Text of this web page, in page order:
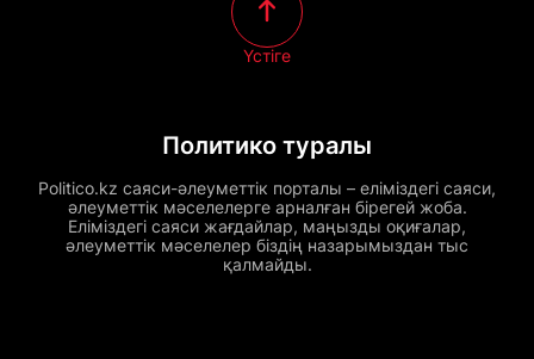
Политико туралы
Politico.kz саяси-әлеуметтік порталы – еліміздегі саяси,
әлеуметтік мәселелерге арналған бірегей жоба.
Еліміздегі саяси жағдайлар, маңызды оқиғалар,
әлеуметтік мәселелер біздің назарымыздан тыс
қалмайды.
Үстіге